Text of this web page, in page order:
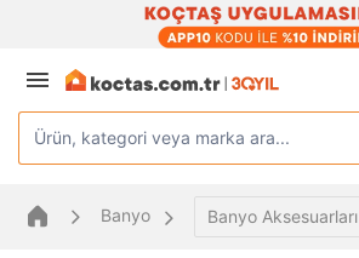
Ürün, kategori veya marka ara...
Banyo Banyo Aksesuarları